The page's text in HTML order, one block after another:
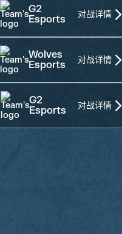
G2
Esports
对战详情
Wolves
Esports
对战详情
G2
Esports
对战详情